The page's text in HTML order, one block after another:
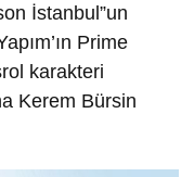
İstanbul”un
Prime
karakteri
Kerem Bürsin